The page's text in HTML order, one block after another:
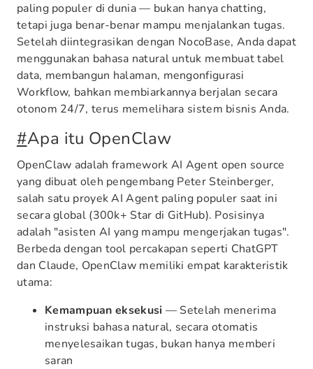
paling populer di dunia — bukan hanya chatting,
tetapi juga benar-benar mampu menjalankan tugas.
Setelah diintegrasikan dengan NocoBase, Anda dapat
menggunakan bahasa natural untuk membuat tabel
data, membangun halaman, mengonfigurasi
Workflow, bahkan membiarkannya berjalan secara
otonom 24/7, terus memelihara sistem bisnis Anda.
#Apa itu OpenClaw
OpenClaw adalah framework AI Agent open source
yang dibuat oleh pengembang Peter Steinberger,
salah satu proyek AI Agent paling populer saat ini
secara global (300k+ Star di GitHub). Posisinya
adalah "asisten AI yang mampu mengerjakan tugas".
Berbeda dengan tool percakapan seperti ChatGPT
dan Claude, OpenClaw memiliki empat karakteristik
utama:
Kemampuan eksekusi — Setelah menerima
instruksi bahasa natural, secara otomatis
menyelesaikan tugas, bukan hanya memberi
saran